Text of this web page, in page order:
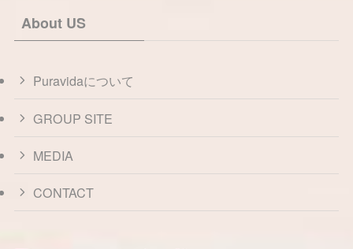
About US
Puravidaについて
GROUP SITE
MEDIA
CONTACT